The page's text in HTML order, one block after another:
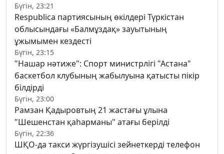
Бүгін, 23:21
Respublica партиясының өкілдері Түркістан
облысындағы «Балмұздақ» зауытының
ұжымымен кездесті
Бүгін, 23:15
"Нашар нәтиже": Спорт министрлігі "Астана"
баскетбол клубының жабылуына қатысты пікір
білдірді
Бүгін, 23:00
Рамзан Қадыровтың 21 жастағы ұлына
"Шешенстан қаһарманы" атағы берілді
Бүгін, 22:36
ШҚО-да такси жүргізушісі зейнеткерді телефон